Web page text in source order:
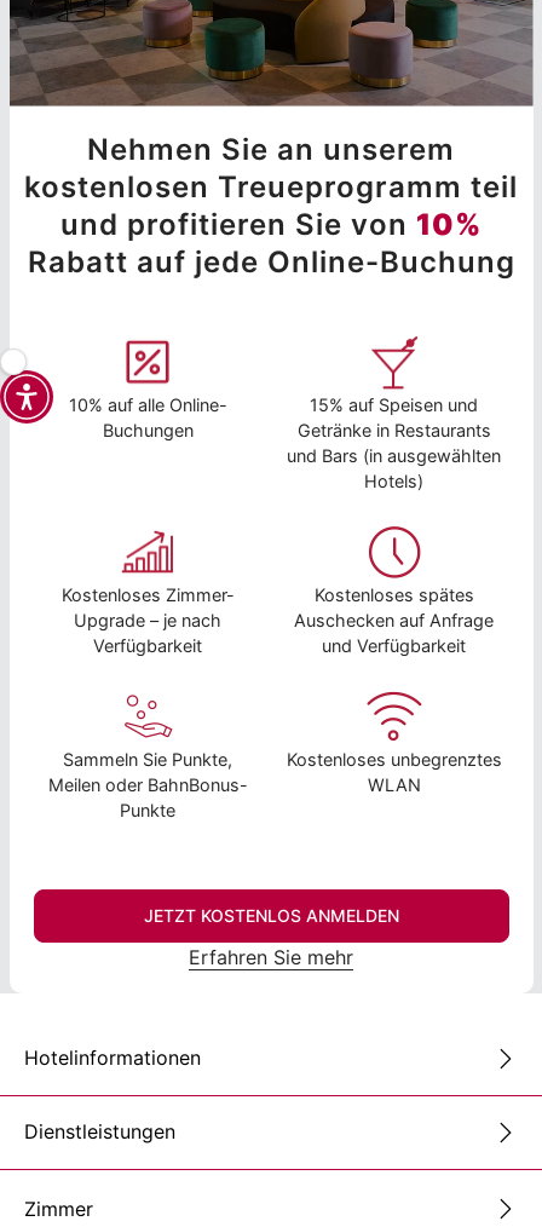
Nehmen Sie an unserem
kostenlosen Treueprogramm teil
und profitieren Sie von 10%
Rabatt auf jede Online-Buchung
10% auf alle Online-
Buchungen
15% auf Speisen und
Getränke in Restaurants
und Bars (in ausgewählten
Hotels)
Kostenloses Zimmer-
Upgrade – je nach
Verfügbarkeit
Kostenloses spätes
Auschecken auf Anfrage
und Verfügbarkeit
Sammeln Sie Punkte,
Meilen oder BahnBonus-
Punkte
Kostenloses unbegrenztes
WLAN
JETZT KOSTENLOS ANMELDEN
Erfahren Sie mehr
Hotelinformationen
Dienstleistungen
Zimmer